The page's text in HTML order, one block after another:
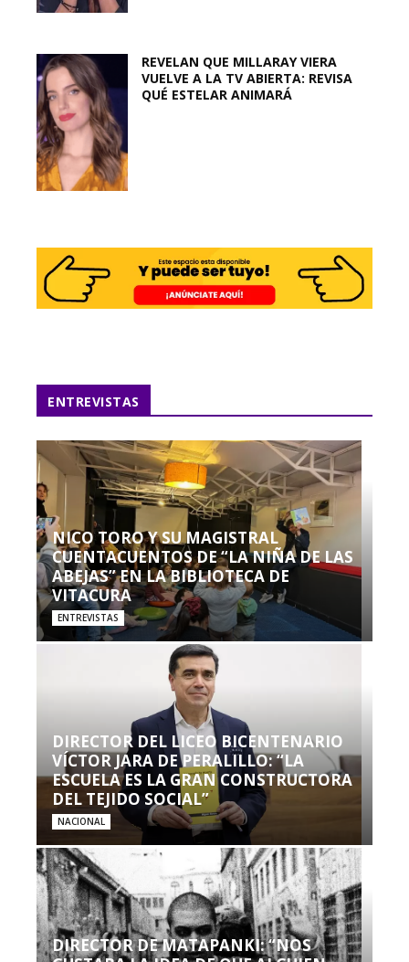
REVELAN QUE MILLARAY VIERA
VUELVE A LA TV ABIERTA: REVISA
QUÉ ESTELAR ANIMARÁ
ENTREVISTAS
NICO TORO Y SU MAGISTRAL
CUENTACUENTOS DE “LA NIÑA DE LAS
ABEJAS” EN LA BIBLIOTECA DE
VITACURA
ENTREVISTAS
DIRECTOR DEL LICEO BICENTENARIO
VÍCTOR JARA DE PERALILLO: “LA
ESCUELA ES LA GRAN CONSTRUCTORA
DEL TEJIDO SOCIAL”
NACIONAL
DIRECTOR DE MATAPANKI: “NOS